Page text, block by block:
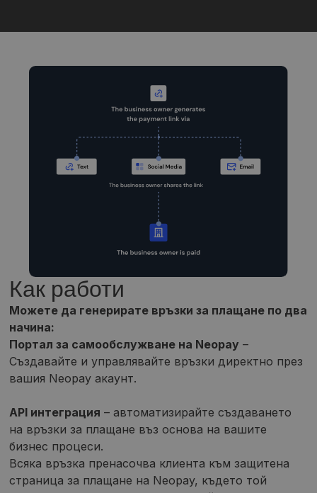
Как работи
Можете да генерирате връзки за плащане по два
начина:
Портал за самообслужване на Neopay –
Създавайте и управлявайте връзки директно през
вашия Neopay акаунт.
API интеграция – автоматизирайте създаването
на връзки за плащане въз основа на вашите
бизнес процеси.
Всяка връзка пренасочва клиента към защитена
страница за плащане на Neopay, където той